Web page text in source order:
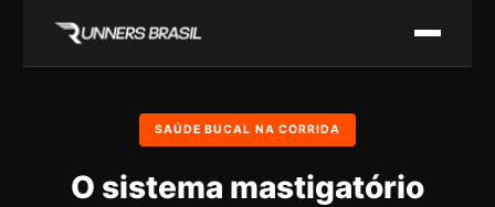
SAÚDE BUCAL NA CORRIDA
O sistema mastigatório